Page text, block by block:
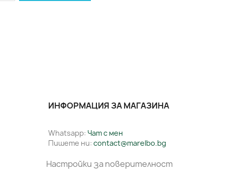
ИНФОРМАЦИЯ ЗА МАГАЗИНА
Whatsapp: Чат с мен
Пишете ни: contact@marelbo.bg
Настройки за поверителност